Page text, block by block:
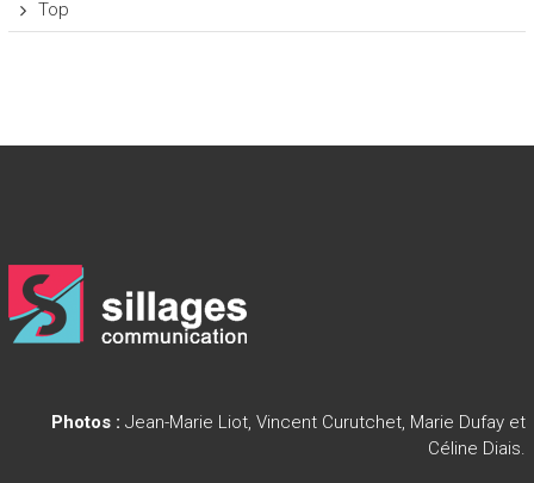
Top
Photos : Jean-Marie Liot, Vincent Curutchet, Marie Dufay et
Céline Diais.